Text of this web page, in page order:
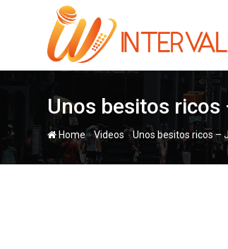
Unos besitos
Home-Videos-Unos besitos ricos –